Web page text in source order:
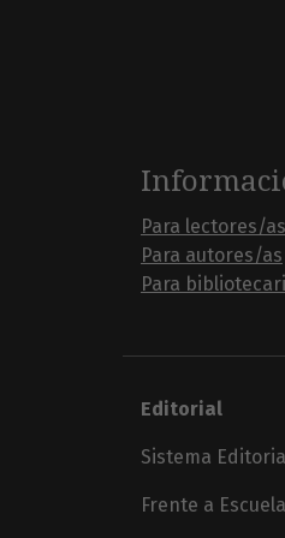
Para lectores/as
Para autores/as
Para
Editorial
Sistema
Frente a